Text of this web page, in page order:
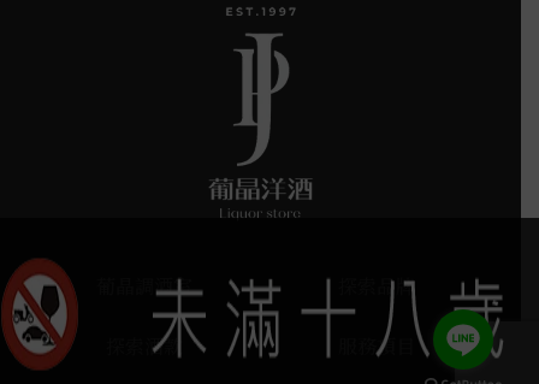
葡晶調酒室 探索品牌
探索酒款 服務項目